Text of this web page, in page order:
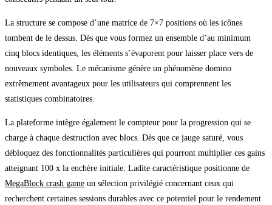
La structure se compose d’une matrice de 7×7 positions où les icônes
tombent de le dessus. Dès que vous formez un ensemble d’au minimum
cinq blocs identiques, les éléments s’évaporent pour laisser place vers de
nouveaux symboles. Le mécanisme génère un phénomène domino
extrêmement avantageux pour les utilisateurs qui comprennent les
statistiques combinatoires.
La plateforme intègre également le compteur pour la progression qui se
charge à chaque destruction avec blocs. Dès que ce jauge saturé, vous
débloquez des fonctionnalités particulières qui pourront multiplier ces gains
atteignant 100 x la enchère initiale. Ladite caractéristique positionne de
MegaBlock crash game un sélection privilégié concernant ceux qui
recherchent certaines sessions durables avec ce potentiel pour le rendement